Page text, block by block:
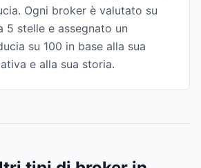
Ogni broker è valutato su
5 stelle e assegnato un
su 100 in base alla sua
e alla sua storia.